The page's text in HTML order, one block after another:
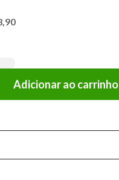
Adicionar ao carrinho